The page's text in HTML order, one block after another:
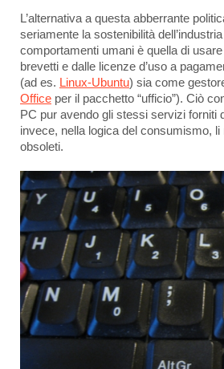
L’alternativa a questa abberrante
seriamente la sostenibilità
comportamenti umani è quella di
brevetti e dalle licenze d’uso a
(ad es. Linux-Ubuntu) sia come
Office per il pacchetto “ufficio”). Ciò
PC pur avendo gli stessi servizi forniti
invece, nella logica del consumismo,
obsoleti.